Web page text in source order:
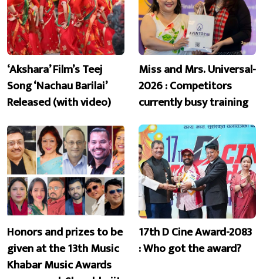
‘Akshara’ Film’s Teej
Song ‘Nachau Barilai’
Released (with video)
Miss and Mrs. Universal-
2026 : Competitors
currently busy training
Honors and prizes to be
given at the 13th Music
Khabar Music Awards
17th D Cine Award-2083
: Who got the award?